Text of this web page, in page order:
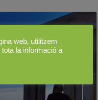
web, utilitzem
la informació a